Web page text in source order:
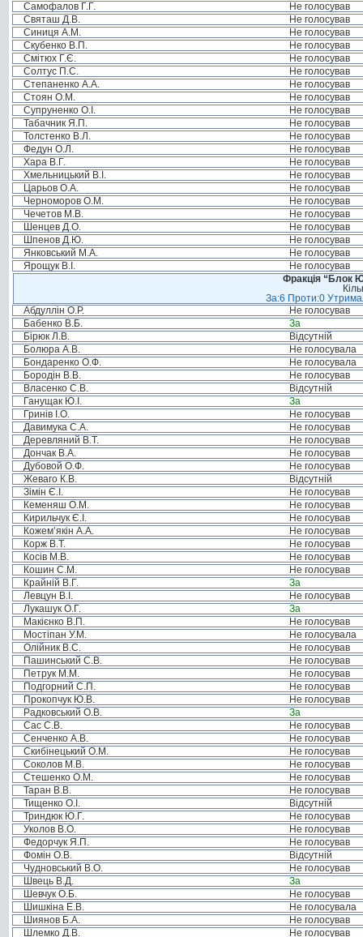
Самофалов Г.Г.
Не голосував
Святаш Д.В.
Не голосував
Синиця А.М.
Не голосував
Скубенко В.П.
Не голосував
Смітюх Г.Є.
Не голосував
Солтус П.С.
Не голосував
Степаненко А.А.
Не голосував
Стоян О.М.
Не голосував
Супруненко О.І.
Не голосував
Табачник Я.П.
Не голосував
Толстенко В.Л.
Не голосував
Федун О.Л.
Не голосував
Хара В.Г.
Не голосував
Хмельницький В.І.
Не голосував
Царьов О.А.
Не голосував
Черноморов О.М.
Не голосував
Чечетов М.В.
Не голосував
Шенцев Д.О.
Не голосував
Шпенов Д.Ю.
Не голосував
Янковський М.А.
Не голосував
Ярощук В.І.
Не голосував
Фракція “Блок
За:6 Проти:0
Абдуллін О.Р.
Не голосував
Бабенко В.Б.
За
Бірюк Л.В.
Відсутній
Болюра А.В.
Не голосувала
Бондаренко О.Ф.
Не голосувала
Бородін В.В.
Не голосував
Власенко С.В.
Відсутній
Ганущак Ю.І.
За
Гринів І.О.
Не голосував
Давимука С.А.
Не голосував
Деревляний В.Т.
Не голосував
Дончак В.А.
Не голосував
Дубовой О.Ф.
Не голосував
Жеваго К.В.
Відсутній
Зімін Є.І.
Не голосував
Кеменяш О.М.
Не голосував
Кирильчук Є.І.
Не голосував
Кожем’якін А.А.
Не голосував
Корж В.Т.
Не голосував
Косів М.В.
Не голосував
Кошин С.М.
Не голосував
Крайній В.Г.
За
Левцун В.І.
Не голосував
Лукашук О.Г.
За
Макієнко В.П.
Не голосував
Мостіпан У.М.
Не голосувала
Олійник В.С.
Не голосував
Пашинський С.В.
Не голосував
Петрук М.М.
Не голосував
Подгорний С.П.
Не голосував
Прокопчук Ю.В.
Не голосував
Радковський О.В.
За
Сас С.В.
Не голосував
Сенченко А.В.
Не голосував
Скибінецький О.М.
Не голосував
Соколов М.В.
Не голосував
Стешенко О.М.
Не голосував
Таран В.В.
Не голосував
Тищенко О.І.
Відсутній
Триндюк Ю.Г.
Не голосував
Уколов В.О.
Не голосував
Федорчук Я.П.
Не голосував
Фомін О.В.
Відсутній
Чудновський В.О.
Не голосував
Швець В.Д.
За
Шевчук О.Б.
Не голосував
Шишкіна Е.В.
Не голосувала
Шиянов Б.А.
Не голосував
Шлемко Д.В.
Не голосував